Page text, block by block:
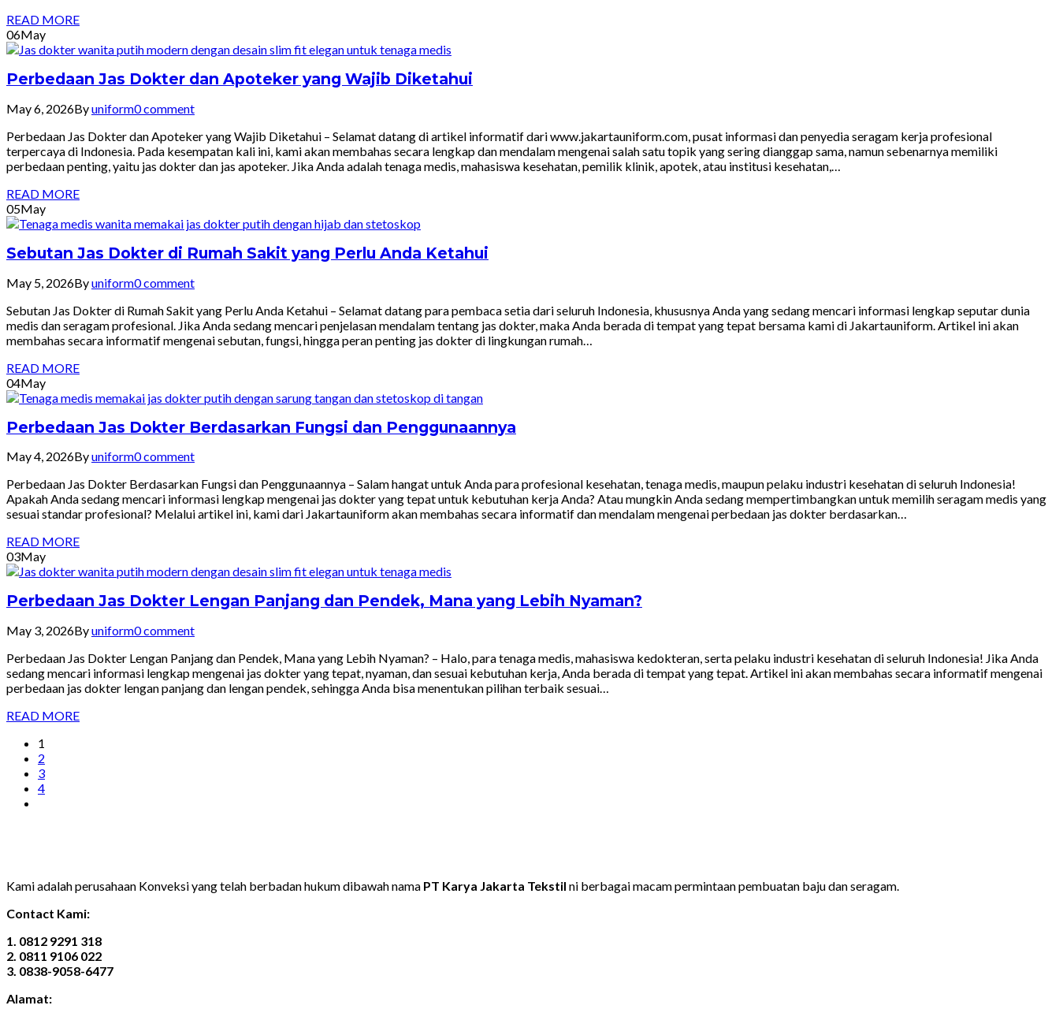
READ MORE
06May
Perbedaan Jas Dokter dan Apoteker yang Wajib Diketahui
May 6, 2026Byuniform0 comment
Perbedaan Jas Dokter dan Apoteker yang Wajib Diketahui – Selamat datang di artikel informatif dari www.jakartauniform.com, pusat informasi dan penyedia seragam kerja profesional
terpercaya di Indonesia. Pada kesempatan kali ini, kami akan membahas secara lengkap dan mendalam mengenai salah satu topik yang sering dianggap sama, namun sebenarnya memiliki
perbedaan penting, yaitu jas dokter dan jas apoteker. Jika Anda adalah tenaga medis, mahasiswa kesehatan, pemilik klinik, apotek, atau institusi kesehatan,…
READ MORE
05May
Sebutan Jas Dokter di Rumah Sakit yang Perlu Anda Ketahui
May 5, 2026Byuniform0 comment
Sebutan Jas Dokter di Rumah Sakit yang Perlu Anda Ketahui – Selamat datang para pembaca setia dari seluruh Indonesia, khususnya Anda yang sedang mencari informasi lengkap seputar dunia
medis dan seragam profesional. Jika Anda sedang mencari penjelasan mendalam tentang jas dokter, maka Anda berada di tempat yang tepat bersama kami di Jakartauniform. Artikel ini akan
membahas secara informatif mengenai sebutan, fungsi, hingga peran penting jas dokter di lingkungan rumah…
READ MORE
04May
Perbedaan Jas Dokter Berdasarkan Fungsi dan Penggunaannya
May 4, 2026Byuniform0 comment
Perbedaan Jas Dokter Berdasarkan Fungsi dan Penggunaannya – Salam hangat untuk Anda para profesional kesehatan, tenaga medis, maupun pelaku industri kesehatan di seluruh Indonesia!
Apakah Anda sedang mencari informasi lengkap mengenai jas dokter yang tepat untuk kebutuhan kerja Anda? Atau mungkin Anda sedang mempertimbangkan untuk memilih seragam medis yang
sesuai standar profesional? Melalui artikel ini, kami dari Jakartauniform akan membahas secara informatif dan mendalam mengenai perbedaan jas dokter berdasarkan…
READ MORE
03May
Perbedaan Jas Dokter Lengan Panjang dan Pendek, Mana yang Lebih Nyaman?
May 3, 2026Byuniform0 comment
Perbedaan Jas Dokter Lengan Panjang dan Pendek, Mana yang Lebih Nyaman? – Halo, para tenaga medis, mahasiswa kedokteran, serta pelaku industri kesehatan di seluruh Indonesia! Jika Anda
sedang mencari informasi lengkap mengenai jas dokter yang tepat, nyaman, dan sesuai kebutuhan kerja, Anda berada di tempat yang tepat. Artikel ini akan membahas secara informatif mengenai
perbedaan jas dokter lengan panjang dan lengan pendek, sehingga Anda bisa menentukan pilihan terbaik sesuai…
READ MORE
1
2
3
4
Kami adalah perusahaan Konveksi yang telah berbadan hukum dibawah nama PT Karya Jakarta Tekstil ni berbagai macam permintaan pembuatan baju dan seragam.
Contact Kami:
1. 0812 9291 318
2. 0811 9106 022
3. 0838-9058-6477
Alamat: